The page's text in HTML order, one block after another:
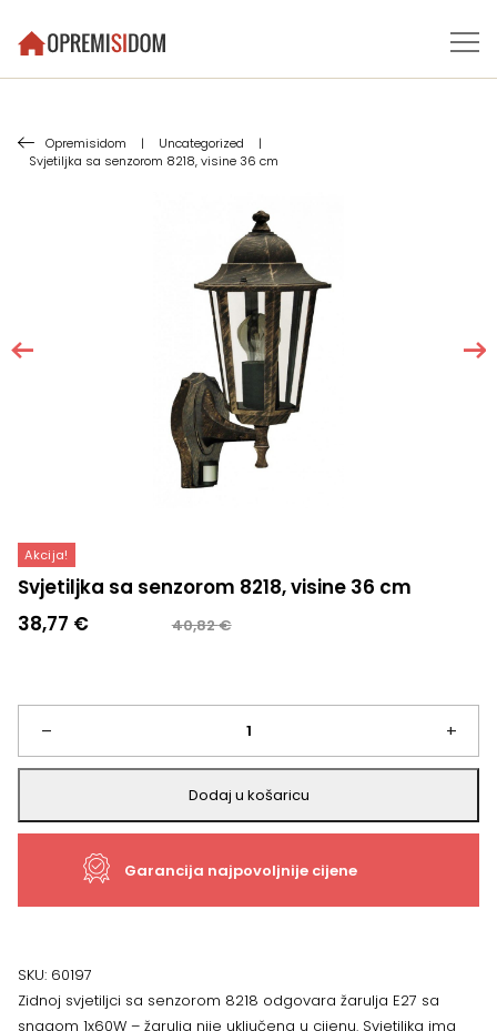
Opremisidom | Uncategorized
|
Svjetiljka sa senzorom 8218, visine 36 cm
Akcija!
Svjetiljka sa senzorom 8218, visine 36 cm
40,82€
Izvorna
je:
40,82 €.
38,77 €
Trenutna
38,77 €.
–
Svjetiljka
sa
senzorom
36
+
Dodaj u košaricu
Garancija najpovoljnije cijene
SKU: 60197
Zidnoj svjetiljci sa senzorom 8218 odgovara žarulja E27 sa
snagom 1x60W – žarulja nije uključena u cijenu. Svjetiljka ima